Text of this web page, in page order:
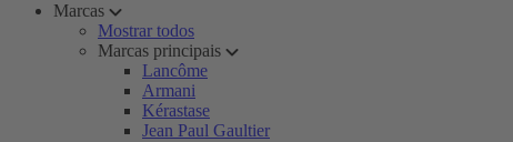
Marcas
Mostrar todos
Marcas principais
Lancôme
Armani
Kérastase
Jean Paul Gaultier